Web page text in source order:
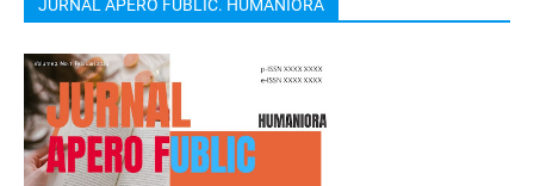
JURNAL APERO FUBLIC. HUMANIORA